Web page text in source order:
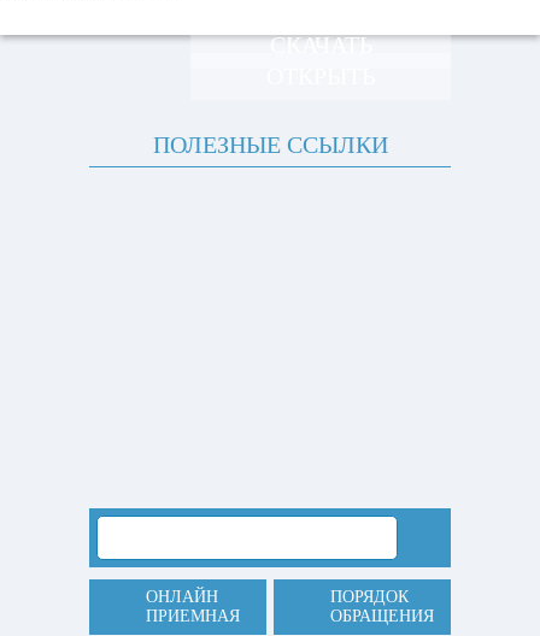
СКАЧАТЬ
ПОЛЕЗНЫЕ ССЫЛКИ
ОНЛАЙН
ПРИЕМНАЯ
ПОРЯДОК
ОБРАЩЕНИЯ